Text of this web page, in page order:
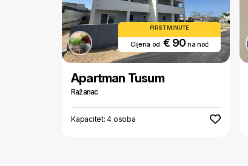
FIRST MINUTE
Cijena od € 90na noć
Apartman Tusum
Ražanac
Kapacitet: 4 osoba